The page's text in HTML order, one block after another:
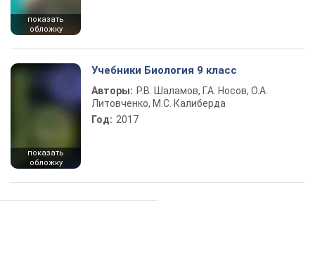
показать
обложку
показать
обложку
Учебники Биология 9 класс
Авторы: Р.В. Шаламов, Г.А. Носов, О.А.
Литовченко, М.С. Калиберда
Год: 2017